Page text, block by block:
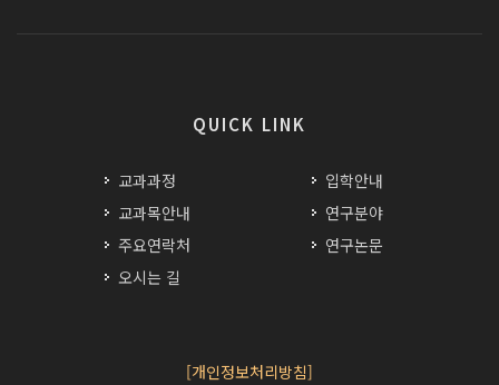
QUICK LINK
교과과정
교과목안내
주요연락처
오시는 길
입학안내
연구분야
연구논문
[개인정보처리방침]